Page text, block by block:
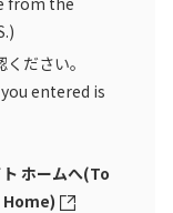
ださい。
entered is
ホームへ(To
Home)